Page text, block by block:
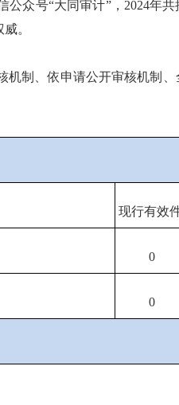
众号“大同审计”，2024年
。
制、依申请公开审核机制
现行有效
0
0